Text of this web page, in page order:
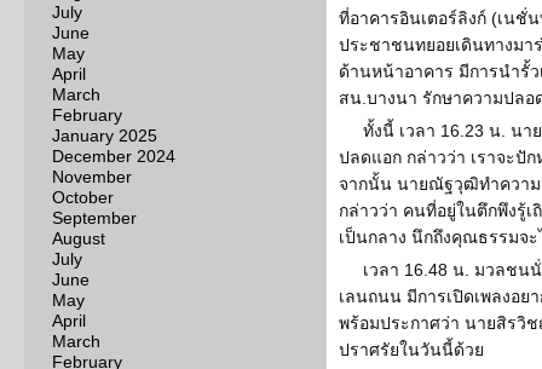
July
June
May
April
March
February
January 2025
December 2024
November
October
September
August
July
June
May
April
March
February
ที่อาคารอินเตอร์ลิงก์ (เนชั่
ประชาชนทยอยเดินทางมา
ด้านหน้าอาคาร มีการนำรั้
สน.บางนา รักษาความปลอ
ทั้งนี้ เวลา 16.23 น. น
ปลดแอก กล่าวว่า เราจะปั
จากนั้น นายณัฐวุฒิทำควา
กล่าวว่า คนที่อยู่ในตึกพึงรู้
เป็นกลาง นึกถึงคุณธรรมจ
เวลา 16.48 น. มวลชน
เลนถนน มีการเปิดเพลงอ
พร้อมประกาศว่า นายสิรวิ
ปราศรัยในวันนี้ด้วย